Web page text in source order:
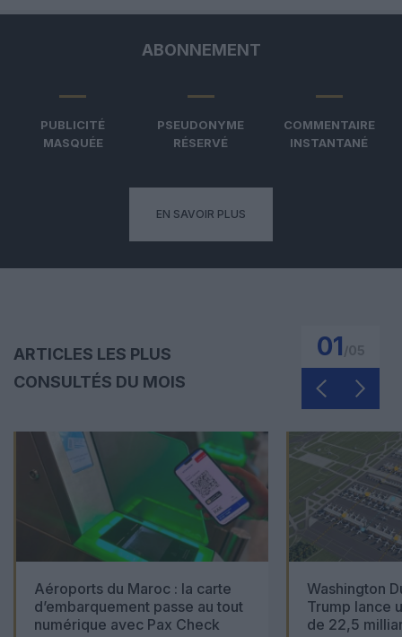
ABONNEMENT
PUBLICITÉ
MASQUÉE
PSEUDONYME
RÉSERVÉ
COMMENTAIRE
INSTANTANÉ
EN SAVOIR PLUS
ARTICLES LES PLUS
CONSULTÉS DU MOIS
01
Aéroports du Maroc : la carte
d’embarquement passe au tout
numérique avec Pax Check
Washington
Trump lance
de 22,5